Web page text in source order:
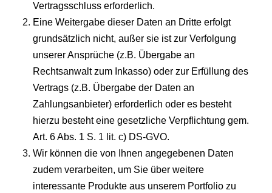
Vertragsschluss erforderlich.
Eine Weitergabe dieser Daten an Dritte erfolgt
grundsätzlich nicht, außer sie ist zur Verfolgung
unserer Ansprüche (z.B. Übergabe an
Rechtsanwalt zum Inkasso) oder zur Erfüllung des
Vertrags (z.B. Übergabe der Daten an
Zahlungsanbieter) erforderlich oder es besteht
hierzu besteht eine gesetzliche Verpflichtung gem.
Art. 6 Abs. 1 S. 1 lit. c) DS-GVO.
Wir können die von Ihnen angegebenen Daten
zudem verarbeiten, um Sie über weitere
interessante Produkte aus unserem Portfolio zu